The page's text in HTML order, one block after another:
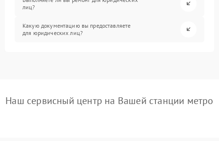
лиц?
Какую документацию вы предоставляете
для юридических лиц?
Наш сервисный центр на Вашей станции метро